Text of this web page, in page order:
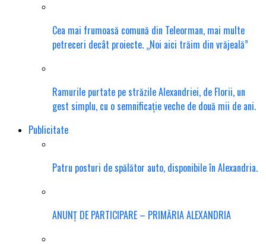
Cea mai frumoasă comună din Teleorman, mai multe
petreceri decât proiecte. „Noi aici trăim din vrăjeală”
Ramurile purtate pe străzile Alexandriei, de Florii, un
gest simplu, cu o semnificație veche de două mii de ani.
Publicitate
Patru posturi de spălător auto, disponibile în Alexandria.
ANUNȚ DE PARTICIPARE – PRIMĂRIA ALEXANDRIA